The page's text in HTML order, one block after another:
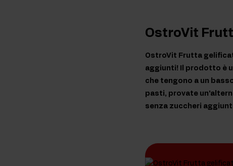
OstroVit
OstroVit Frutta
aggiunti! Il prodotto è
che tengono a un
pasti, provate
senza zuccheri